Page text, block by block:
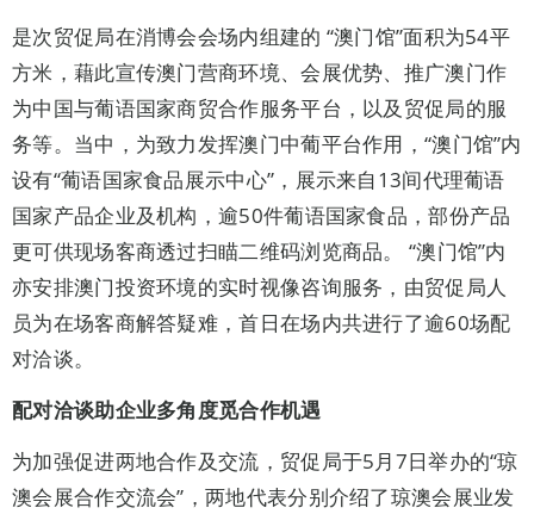
是次贸促局在消博会会场内组建的 “澳门馆”面积为54平
方米，藉此宣传澳门营商环境、会展优势、推广澳门作
为中国与葡语国家商贸合作服务平台，以及贸促局的服
务等。当中，为致力发挥澳门中葡平台作用，“澳门馆”内
设有“葡语国家食品展示中心”，展示来自13间代理葡语
国家产品企业及机构，逾50件葡语国家食品，部份产品
更可供现场客商透过扫瞄二维码浏览商品。 “澳门馆”内
亦安排澳门投资环境的实时视像咨询服务，由贸促局人
员为在场客商解答疑难，首日在场内共进行了逾60场配
对洽谈。
配对洽谈助企业多角度觅合作机遇
为加强促进两地合作及交流，贸促局于5月7日举办的“琼
澳会展合作交流会”，两地代表分别介绍了琼澳会展业发